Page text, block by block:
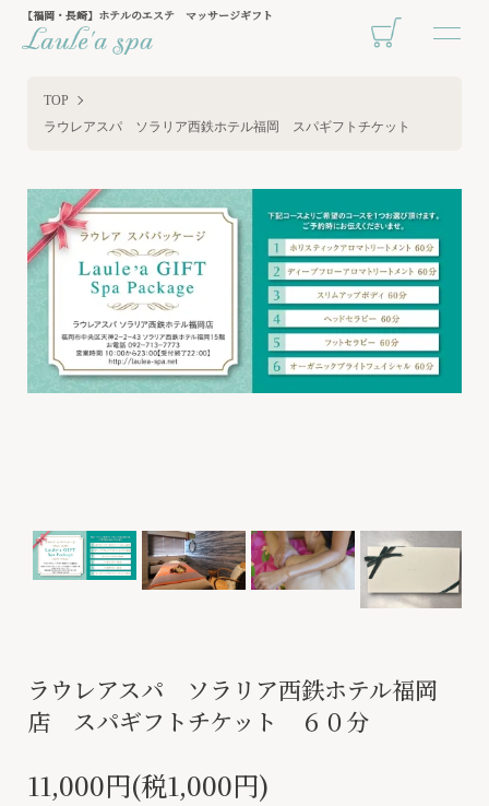
【福岡・長崎】ホテルのエステ マッサージギフト
TOP
ラウレアスパ ソラリア西鉄ホテル福岡 スパギフトチケット
ラウレアスパ ソラリア西鉄ホテル福岡
店 スパギフトチケット ６０分
11,000円(税1,000円)